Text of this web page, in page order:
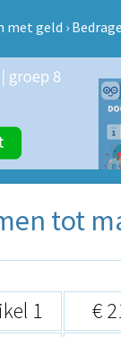
met geld ›
tot
1
€